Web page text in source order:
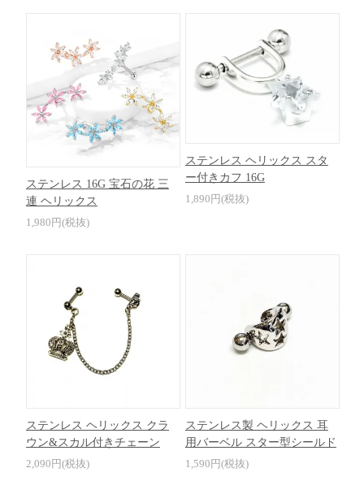
ステンレス 16G 宝石の花 三
連 ヘリックス
1,980円(税抜)
ステンレス ヘリックス スタ
ー付きカフ 16G
1,890円(税抜)
ステンレス ヘリックス クラ
ウン&スカル付きチェーン
2,090円(税抜)
ステンレス製 ヘリックス 耳
用バーベル スター型シールド
1,590円(税抜)